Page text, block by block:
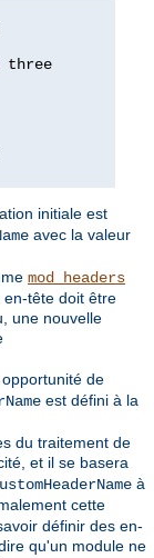
three
initiale est
avec la valeur
mod_headers
tête doit être
une nouvelle
de
est défini à la
du traitement de
et il se basera
à
cette
définir des en-
qu'un module ne